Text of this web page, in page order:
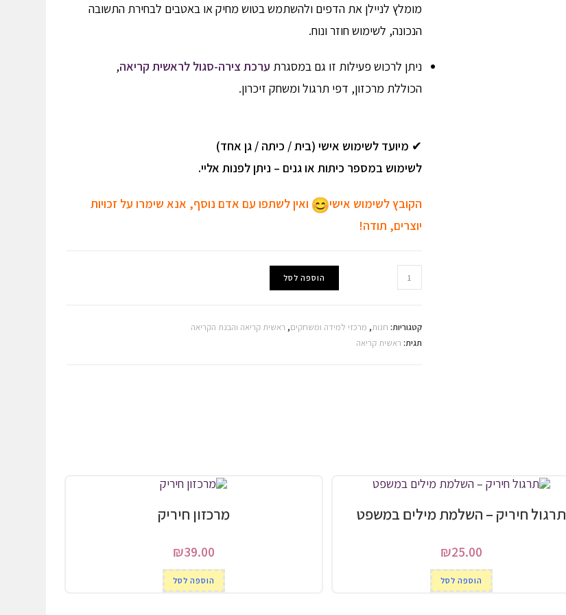
מומלץ לניילן את הדפים ולהשתמש בטוש מחיק או באטבים לבחירת התשובה
הנכונה, לשימוש חוזר ונוח.
ניתן לרכוש פעילות זו גם במסגרת ערכת צירה-סגול לראשית קריאה,
הכוללת מרכזון, דפי תרגול ומשחק זיכרון.
✔ מיועד לשימוש אישי (בית / כיתה / גן אחד)
לשימוש במספר כיתות או גנים – ניתן לפנות אליי.
הקובץ לשימוש אישי
ואין לשתפו עם אדם נוסף, אנא שימרו על זכויות
יוצרים, תודה!
כמות
של
סגול-צירה
הוספה לסל
קטגוריות: חנות, מרכזי למידה ומשחקים, ראשית קריאה והבנת הקריאה
תגית: ראשית קריאה
תרגול חיריק – השלמת מילים במשפט
₪25.00
הוספה לסל
מרכזון חיריק
₪39.00
הוספה לסל